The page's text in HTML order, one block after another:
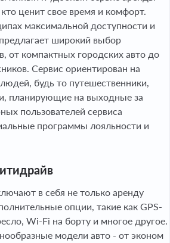
ценит свое время и комфорт.
максимальной доступности и
широкий выбор
от компактных городских авто до
Сервис ориентирован на
будь то путешественники,
планирующие на выходные за
пользователей сервиса
программы лояльности и
в себя не только аренду
опции, такие как GPS-
Wi-Fi на борту и многое другое.
модели авто - от эконом